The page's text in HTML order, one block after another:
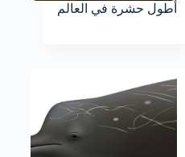
أطول حشرة في العالم